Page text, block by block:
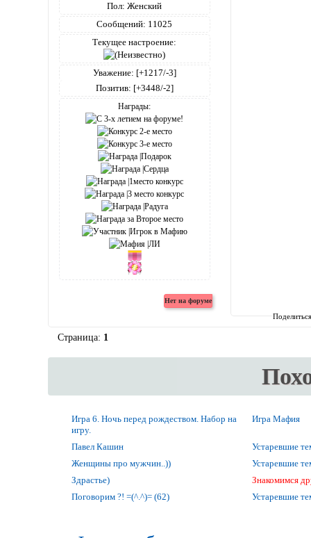
Пол: Женский
Сообщений: 11025
Текущее настроение:
Уважение: [+1217/-3]
Позитив: [+3448/-2]
Награды:
Страница: 1
Игра 6. Ночь перед рождеством. Набор на
игру.
Игра Мафия
Павел Кашин
Устаревшие
Женщины про мужчин..))
Устаревшие
Здрастье)
Знакомимся
Поговорим ?! =(^.^)= (62)
Устаревшие